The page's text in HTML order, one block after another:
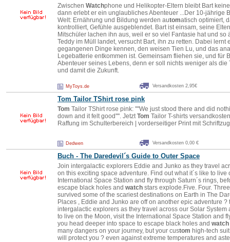
Zwischen Watchphone und Helikopter-Eltern bleibt Bart
dann erlebt er ein unglaubliches Abenteuer ...Der 10-jährige
Welt: Ernährung und Bildung werden automatisch optimiert,
kontrolliert, Gefühle ausgeblendet. Bart ist einsam, seine
Mitschüler lachen ihn aus, weil er so viel Fantasie hat und so
Teddy im Müll landet, versucht Bart, ihn zu retten. Dabei lernt
gegangenen Dinge kennen, den weisen Tien Lu, und das
Legebatterie entkommen ist. Gemeinsam fliehen sie, und für
Abenteuer seines Lebens, denn er soll nichts weniger als die
und damit die Zukunft.
MyToys.de Versandkosten 2,95€
Tom Tailor TShirt rose pink
Tom Tailor TShirt rose pink: ''''We just stood there and did
down and it felt good''''. JetztTom Tailor T-shirts
Raffung im Schulterbereich | vorderseitiger Print mit
Dedwen Versandkosten 0,00 €
Buch - The Daredevil´s Guide to Outer Space
Join intergalactic explorers Eddie and Junko as they travel
on this exciting space adventure. Find out what it´s like to
International Space Station and fly through Saturn´s rings,
escape black holes and watch stars explode.Five. Four.
survived some of the scariest destinations on Earth in The
Places , Eddie and Junko are off on another epic adventure
intergalactic explorers as they travel across our Solar System
to live on the Moon, visit the International Space Station and
you head deeper into space to escape black holes and watch
many dangers on your journey, but your custom high-tech
will protect you ? even against extreme temperatures and